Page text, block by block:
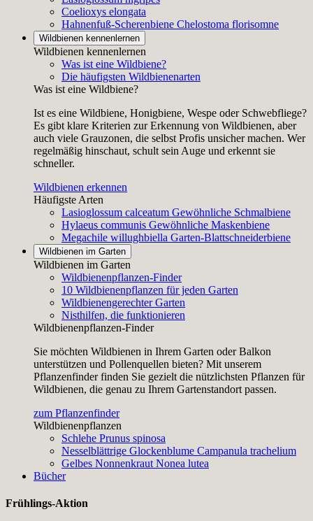
Coelioxys elongata
Hahnenfuß-Scherenbiene Chelostoma florisomne
Wildbienen kennenlernen
Wildbienen kennenlernen
Was ist eine Wildbiene?
Die häufigsten Wildbienenarten
Was ist eine Wildbiene?
Ist es eine Wildbiene, Honigbiene, Wespe oder Schwebfliege?
Es gibt klare Kriterien zur Erkennung von Wildbienen, aber
auch viele Grauzonen, die selbst Profis unsicher machen. Wer
regelmäßig hinschaut, schult sein Auge und erkennt sie
schneller.
Wildbienen erkennen
Häufigste Arten
Lasioglossum calceatum Gewöhnliche Schmalbiene
Hylaeus communis Gewöhnliche Maskenbiene
Megachile willughbiella Garten-Blattschneiderbiene
Wildbienen im Garten
Wildbienen im Garten
Wildbienenpflanzen-Finder
10 Wildbienenpflanzen für jeden Garten
Wildbienengerechter Garten
Nisthilfen, die funktionieren
Wildbienenpflanzen-Finder
Sie möchten Wildbienen in Ihrem Garten oder Balkon
unterstützen und Pollenquellen bieten? Mit unserem
Pflanzenfinder finden Sie gezielt die nützlichsten Pflanzen für
Wildbienen, die genau zu Ihrem Gartenstandort passen.
zum Pflanzenfinder
Wildbienenpflanzen
Schlehe Prunus spinosa
Nesselblättrige Glockenblume Campanula trachelium
Gelbes Nonnenkraut Nonea lutea
Bücher
Frühlings-Aktion